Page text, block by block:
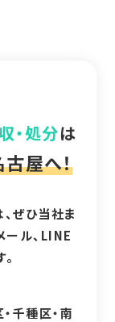
・処分は
屋へ！
ぜひ当社ま
ール、LINE
千種区・南